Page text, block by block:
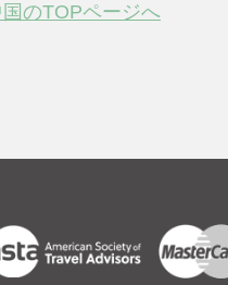
のTOPページへ